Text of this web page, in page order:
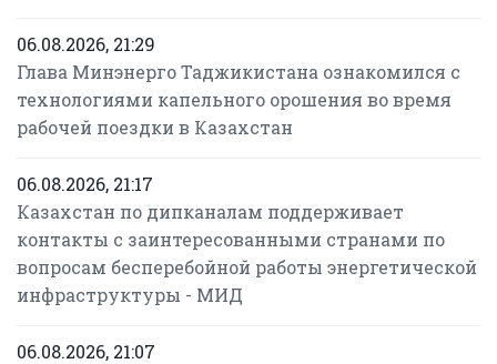
06.08.2026, 21:29
Глава Минэнерго Таджикистана ознакомился с
технологиями капельного орошения во время
рабочей поездки в Казахстан
06.08.2026, 21:17
Казахстан по дипканалам поддерживает
контакты с заинтересованными странами по
вопросам бесперебойной работы энергетической
инфраструктуры - МИД
06.08.2026, 21:07